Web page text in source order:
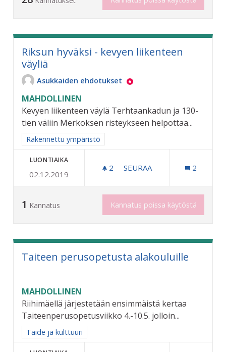
Riksun hyväksi - kevyen liikenteen
väyliä
Asukkaiden ehdotukset
MAHDOLLINEN
Kevyen liikenteen väylä Terhtaankadun ja 130-
tien väliin Merkoksen risteykseen helpottaa...
Rajaa tulokset aihepiirin mukaan: Rakennettu ympäristö
Rakennettu ympäristö
LUONTIAIKA
02.12.2019
2 2 SEURAAJAA
SEURAA 2
1 Kannatus Kannatus poissa käytöstä
Taiteen perusopetusta alakouluille
MAHDOLLINEN
Riihimäellä järjestetään ensimmäistä kertaa
Taiteenperusopetusviikko 4.-10.5. jolloin...
Rajaa tulokset aihepiirin mukaan: Taide ja kulttuuri
Taide ja kulttuuri